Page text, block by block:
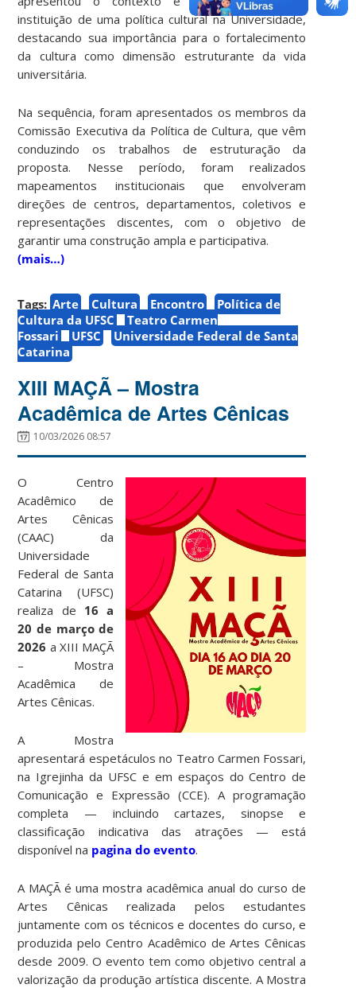
instituição de uma política cultural na Universidade,
destacando sua importância para o fortalecimento
da cultura como dimensão estruturante da vida
universitária.
Na sequência, foram apresentados os membros da
Comissão Executiva da Política de Cultura, que vêm
conduzindo os trabalhos de estruturação da
proposta. Nesse período, foram realizados
mapeamentos institucionais que envolveram
direções de centros, departamentos, coletivos e
representações discentes, com o objetivo de
garantir uma construção ampla e participativa.
(mais…)
Tags: Arte Cultura Encontro
Política de
Cultura da UFSC
Teatro Carmen
Fossari
UFSC
Universidade Federal de Santa
Catarina
XIII MAÇÃ – Mostra
Acadêmica de Artes Cênicas
10/03/2026 08:57
O Centro
Acadêmico de
Artes Cênicas
(CAAC) da
Universidade
Federal de Santa
Catarina (UFSC)
realiza de 16 a
20 de março de
2026 a XIII MAÇÃ
– Mostra
Acadêmica de
Artes Cênicas.
A Mostra
apresentará espetáculos no Teatro Carmen Fossari,
na Igrejinha da UFSC e em espaços do Centro de
Comunicação e Expressão (CCE). A programação
completa — incluindo cartazes, sinopse e
classificação indicativa das atrações — está
disponível na pagina do evento.
A MAÇÃ é uma mostra acadêmica anual do curso de
Artes Cênicas realizada pelos estudantes
juntamente com os técnicos e docentes do curso, e
produzida pelo Centro Acadêmico de Artes Cênicas
desde 2009. O evento tem como objetivo central a
valorização da produção artística discente. A Mostra